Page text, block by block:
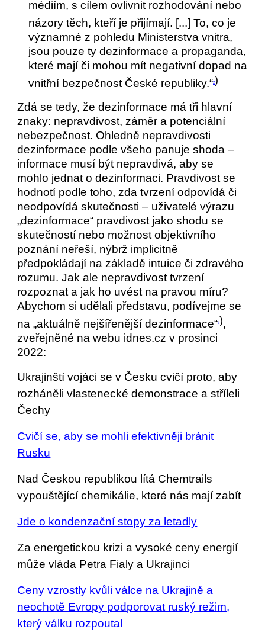
médiím, s cílem ovlivnit rozhodování nebo
názory těch, kteří je přijímají. [...] To, co je
významné z pohledu Ministerstva vnitra,
jsou pouze ty dezinformace a propaganda,
které mají či mohou mít negativní dopad na
vnitřní bezpečnost České republiky.“2)
Zdá se tedy, že dezinformace má tři hlavní
znaky: nepravdivost, záměr a potenciální
nebezpečnost. Ohledně nepravdivosti
dezinformace podle všeho panuje shoda –
informace musí být nepravdivá, aby se
mohlo jednat o dezinformaci. Pravdivost se
hodnotí podle toho, zda tvrzení odpovídá či
neodpovídá skutečnosti – uživatelé výrazu
„dezinformace“ pravdivost jako shodu se
skutečností nebo možnost objektivního
poznání neřeší, nýbrž implicitně
předpokládají na základě intuice či zdravého
rozumu. Jak ale nepravdivost tvrzení
rozpoznat a jak ho uvést na pravou míru?
Abychom si udělali představu, podívejme se
na „aktuálně nejšířenější dezinformace“3),
zveřejněné na webu idnes.cz v prosinci
2022:
Ukrajinští vojáci se v Česku cvičí proto, aby
rozháněli vlastenecké demonstrace a stříleli
Čechy
Cvičí se, aby se mohli efektivněji bránit
Rusku
Nad Českou republikou lítá Chemtrails
vypouštějící chemikálie, které nás mají zabít
Jde o kondenzační stopy za letadly
Za energetickou krizi a vysoké ceny energií
může vláda Petra Fialy a Ukrajinci
Ceny vzrostly kvůli válce na Ukrajině a
neochotě Evropy podporovat ruský režim,
který válku rozpoutal